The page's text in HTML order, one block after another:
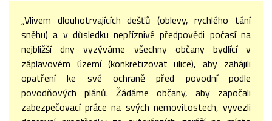
„Vlivem dlouhotrvajících dešťů (oblevy, rychlého tání
sněhu) a v důsledku nepříznivé předpovědi počasí na
nejbližší dny vyzýváme všechny občany bydlící v
záplavovém území (konkretizovat ulice), aby zahájili
opatření ke své ochraně před povodní podle
povodňových plánů. Žádáme občany, aby započali
zabezpečovací práce na svých nemovitostech, vyvezli